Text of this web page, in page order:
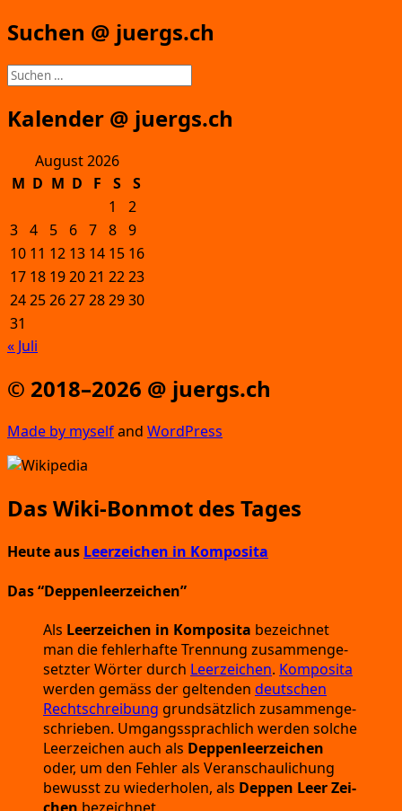
Suchen @ juergs.ch
Suchen
nach:
Kalender @ juergs.ch
August 2026
M D M D F S
S
1
2
3 4 5 6 7 8 9
10 11 12 13 14 15 16
17 18 192021 2223
24252627282930
31
« Juli
© 2018–2026 @ juergs.ch
Made by mys­elfand Word­Press
Das Wiki-Bonmot des Tages
Heute aus Leerzeichen in Komposita
Das“Deppenleerzeichen”
Als Leer­zei­chen in Kom­po­si­ta bezeich­net
man die feh­ler­haf­te Tren­nung zusam­men­ge­
setz­ter Wör­ter durch Leer­zei­chen. Kom­po­si­ta
wer­den gemäss der gel­ten­den deut­schen
Recht­schrei­bung grund­sätz­lich zusam­men­ge­
schrie­ben. Umgangs­sprach­lich wer­den sol­che
Leer­zei­chen auch als Dep­pen­leer­zei­chen
oder, um den Feh­ler als Ver­an­schau­li­chung
bewusst zu wie­der­ho­len, als Dep­pen Leer Zei­